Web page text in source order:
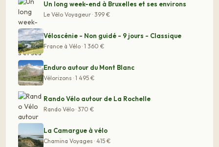
Un long week-end à Bruxelles et ses environs
Le Vélo Voyageur · 399 €
Véloscénie - Non guidé - 9 jours - Classique
France à Vélo · 1 360 €
Enduro autour du Mont Blanc
Vélorizons · 1 495 €
Rando Vélo autour de La Rochelle
Rando Vélo · 370 €
La Camargue à vélo
Chamina Voyages · 415 €